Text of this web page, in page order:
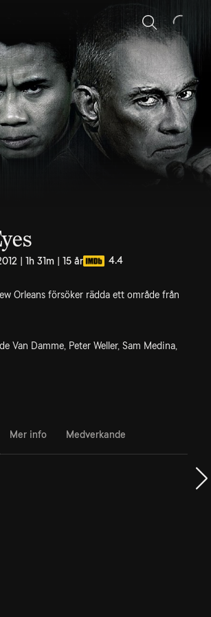
Sök
| 1h 31m | 15 år 4.4
Orleans försöker rädda ett område från
Van Damme, Peter Weller, Sam Medina,
Mer info Medverkande